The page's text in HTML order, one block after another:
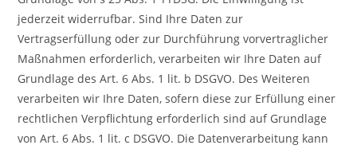
jederzeit widerrufbar. Sind Ihre Daten zur
Vertragserfüllung oder zur Durchführung vorvertraglicher
Maßnahmen erforderlich, verarbeiten wir Ihre Daten auf
Grundlage des Art. 6 Abs. 1 lit. b DSGVO. Des Weiteren
verarbeiten wir Ihre Daten, sofern diese zur Erfüllung einer
rechtlichen Verpflichtung erforderlich sind auf Grundlage
von Art. 6 Abs. 1 lit. c DSGVO. Die Datenverarbeitung kann